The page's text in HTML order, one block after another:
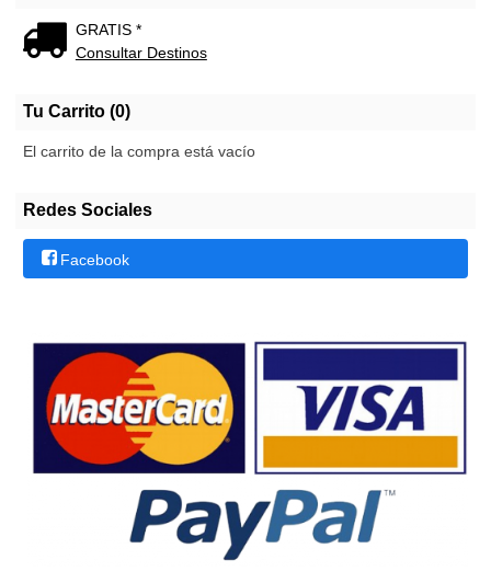
GRATIS *
Consultar Destinos
Tu Carrito (0)
El carrito de la compra está vacío
Redes Sociales
Facebook